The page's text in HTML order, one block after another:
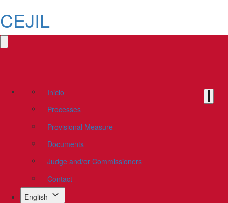
CEJIL
Inicio
Processes
Provisional Measure
Documents
Judge and/or Commissioners
Contact
English